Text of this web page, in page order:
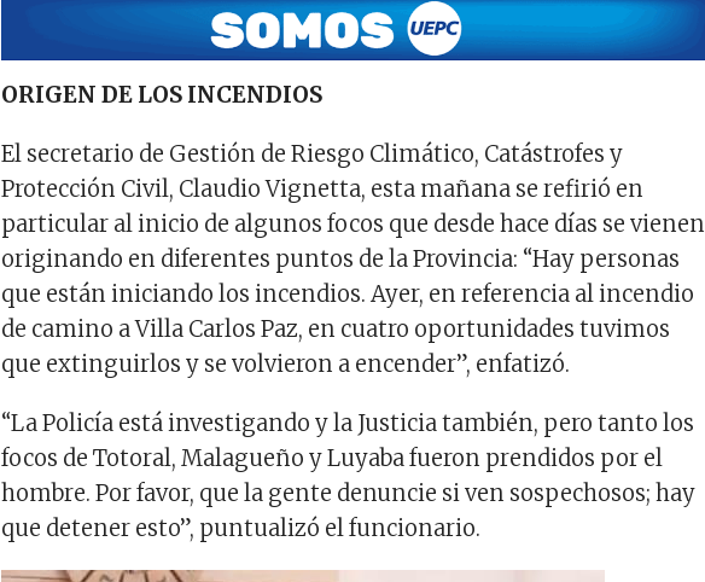
ORIGEN DE LOS INCENDIOS
El secretario de Gestión de Riesgo Climático, Catástrofes y
Protección Civil, Claudio Vignetta, esta mañana se refirió en
particular al inicio de algunos focos que desde hace días se vienen
originando en diferentes puntos de la Provincia: “Hay personas
que están iniciando los incendios. Ayer, en referencia al incendio
de camino a Villa Carlos Paz, en cuatro oportunidades tuvimos
que extinguirlos y se volvieron a encender”, enfatizó.
“La Policía está investigando y la Justicia también, pero tanto los
focos de Totoral, Malagueño y Luyaba fueron prendidos por el
hombre. Por favor, que la gente denuncie si ven sospechosos; hay
que detener esto”, puntualizó el funcionario.